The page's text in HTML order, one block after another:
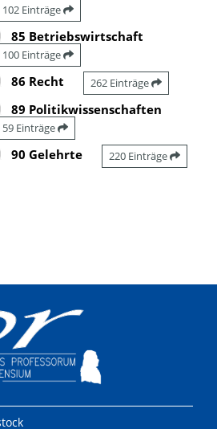
102 Einträge
85 Betriebswirtschaft
100 Einträge
86 Recht 262 Einträge
89 Politikwissenschaften
59 Einträge
90 Gelehrte 220 Einträge